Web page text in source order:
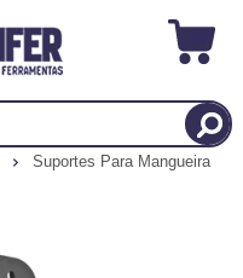
Suportes Para Mangueira